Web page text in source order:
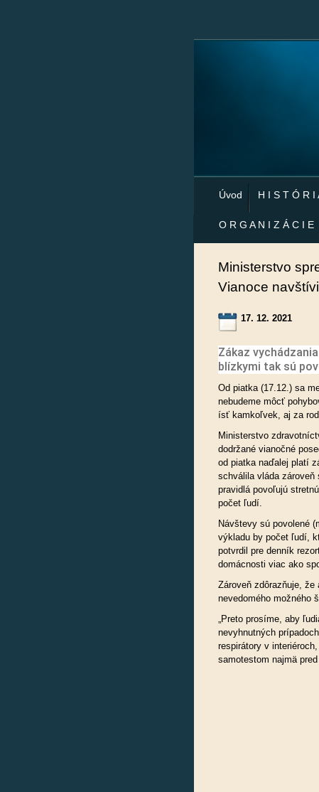
Úvod H I S T Ó R I
O R G A N I Z Á C I E
Ministerstvo
Vianoce
17. 12. 2021
Zákaz
blízkymi tak sú
Od piatka (17.12.) sa
nebudeme môcť
ísť kamkoľvek, aj za
Ministerstvo
dodržané vianočné
od piatka naďalej platí
schválila vláda
pravidlá povoľujú
počet ľudí.
Návštevy sú povolené
výkladu by počet ľudí,
potvrdil pre denník
domácnosti viac ako
Zároveň zdôrazňuje,
nevedomého možného
„Preto prosíme, aby
nevyhnutných
respirátory v
samotestom najmä